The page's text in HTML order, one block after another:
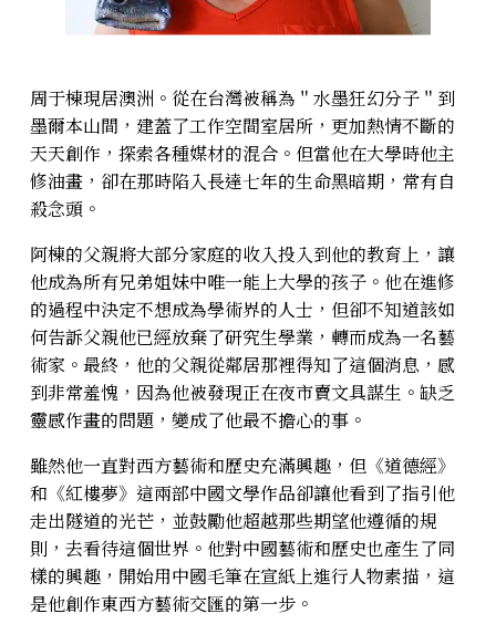
周于棟現居澳洲。從在台灣被稱為＂水墨狂幻分子＂到
墨爾本山間，建蓋了工作空間室居所，更加熱情不斷的
天天創作，探索各種媒材的混合。但當他在大學時他主
修油畫，卻在那時陷入長達七年的生命黑暗期，常有自
殺念頭。
阿棟的父親將大部分家庭的收入投入到他的教育上，讓
他成為所有兄弟姐妹中唯一能上大學的孩子。他在進修
的過程中決定不想成為學術界的人士，但卻不知道該如
何告訴父親他已經放棄了研究生學業，轉而成為一名藝
術家。最終，他的父親從鄰居那裡得知了這個消息，感
到非常羞愧，因為他被發現正在夜市賣文具謀生。缺乏
靈感作畫的問題，變成了他最不擔心的事。
雖然他一直對西方藝術和歷史充滿興趣，但《道德經》
和《紅樓夢》這兩部中國文學作品卻讓他看到了指引他
走出隧道的光芒，並鼓勵他超越那些期望他遵循的規
則，去看待這個世界。他對中國藝術和歷史也產生了同
樣的興趣，開始用中國毛筆在宣紙上進行人物素描，這
是他創作東西方藝術交匯的第一步。